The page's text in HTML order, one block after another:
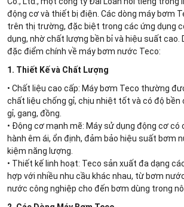
động cơ và thiết bị điện. Các dòng máy bơm
trên thị trường, đặc biệt trong các ứng dụng
dụng, nhờ chất lượng bền bỉ và hiệu suất cao.
đặc điểm chính về máy bơm nước Teco:
1. Thiết Kế và Chất Lượng
• Chất liệu cao cấp: Máy bơm Teco thường
chất liệu chống gỉ, chịu nhiệt tốt và có độ bền
gỉ, gang, đồng.
• Động cơ mạnh mẽ: Máy sử dụng động cơ có
hành êm ái, ổn định, đảm bảo hiệu suất bơm
kiệm năng lượng.
• Thiết kế linh hoạt: Teco sản xuất đa dạng
hợp với nhiều nhu cầu khác nhau, từ bơm
nước công nghiệp cho đến bơm dùng trong